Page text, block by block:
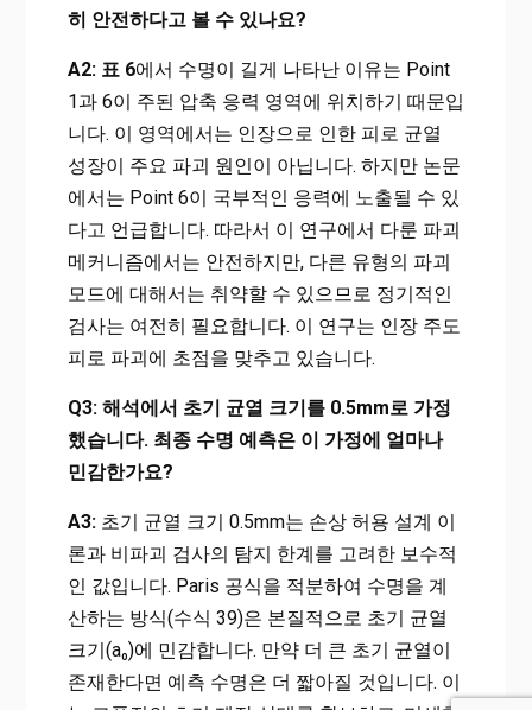
히 안전하다고 볼 수 있나요?
A2: 표 6에서 수명이 길게 나타난 이유는 Point
1과 6이 주된 압축 응력 영역에 위치하기 때문입
니다. 이 영역에서는 인장으로 인한 피로 균열
성장이 주요 파괴 원인이 아닙니다. 하지만 논문
에서는 Point 6이 국부적인 응력에 노출될 수 있
다고 언급합니다. 따라서 이 연구에서 다룬 파괴
메커니즘에서는 안전하지만, 다른 유형의 파괴
모드에 대해서는 취약할 수 있으므로 정기적인
검사는 여전히 필요합니다. 이 연구는 인장 주도
피로 파괴에 초점을 맞추고 있습니다.
Q3: 해석에서 초기 균열 크기를 0.5mm로 가정
했습니다. 최종 수명 예측은 이 가정에 얼마나
민감한가요?
A3:초기 균열 크기 0.5mm는 손상 허용 설계 이
론과 비파괴 검사의 탐지 한계를 고려한 보수적
인 값입니다. Paris 공식을 적분하여 수명을 계
산하는 방식(수식 39)은 본질적으로 초기 균열
크기(a₀)에 민감합니다. 만약 더 큰 초기 균열이
존재한다면 예측 수명은 더 짧아질 것입니다. 이